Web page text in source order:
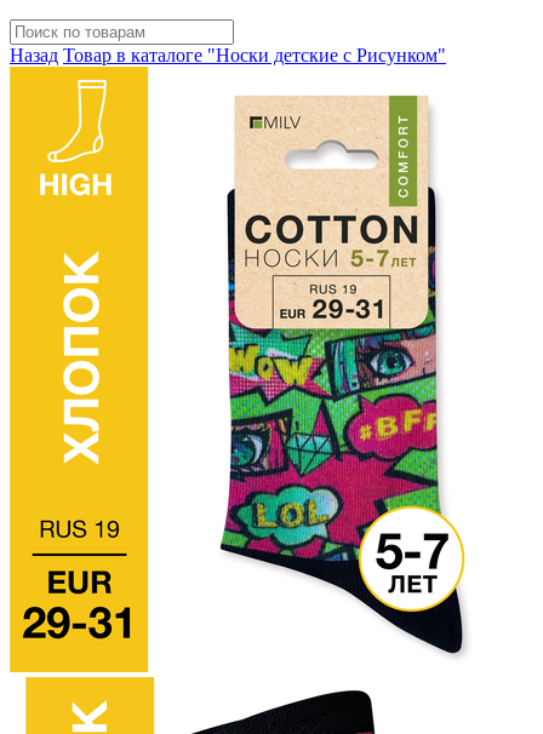
Назад Товар в каталоге "Носки детские с Рисунком"